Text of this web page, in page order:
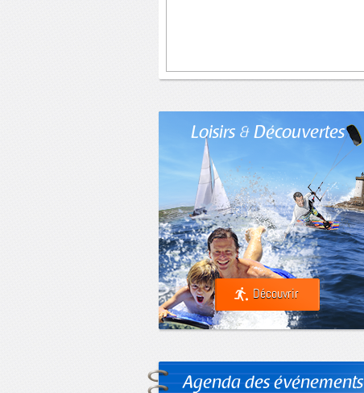
Loisirs & Découvertes
Découvrir
Agenda des événements